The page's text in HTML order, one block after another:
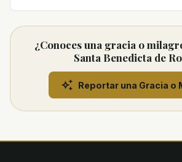
¿Conoces una gracia o
Santa Benedicta de
Reportar una Gracia o